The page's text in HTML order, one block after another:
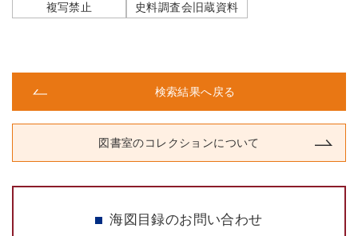
複写禁止 史料調査会旧蔵資料
検索結果へ戻る
図書室のコレクションについて
海図目録のお問い合わせ